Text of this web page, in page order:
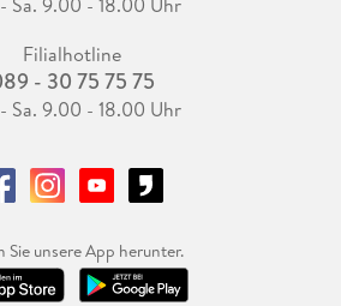
Filialhotline
- 30 75 75 75
Sa. 9.00 - 18.00 Uhr
Sie unsere App herunter.